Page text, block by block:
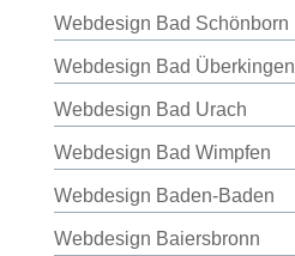
Webdesign Bad Schönborn
Webdesign Bad Überkingen
Webdesign Bad Urach
Webdesign Bad Wimpfen
Webdesign Baden-Baden
Webdesign Baiersbronn